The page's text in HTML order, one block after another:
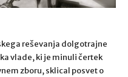
reševanja dolgotrajne
vlade, ki je minuli čertek
zboru, sklical posvet o